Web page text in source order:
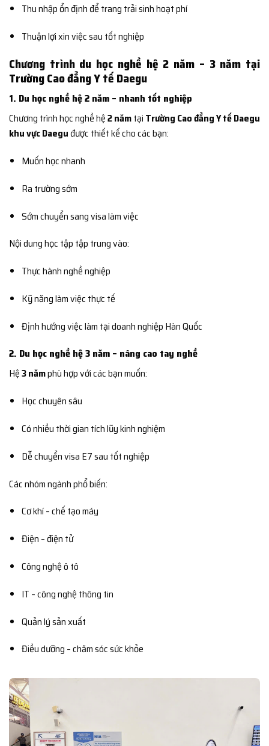
Thu nhập ổn định để trang trải sinh hoạt phí
Thuận lợi xin việc sau tốt nghiệp
Chương trình du học nghề hệ 2 năm – 3 năm tại
Trường Cao đẳng Y tế Daegu
1. Du học nghề hệ 2 năm – nhanh tốt nghiệp
Chương trình học nghề hệ2 nămtại Trường Cao đẳng Y tế Daegu
khu vực Daeguđược thiết kế cho các bạn:
Muốn học nhanh
Ra trường sớm
Sớm chuyển sang visa làm việc
Nội dung học tập tập trung vào:
Thực hành nghề nghiệp
Kỹ năng làm việc thực tế
Định hướng việc làm tại doanh nghiệp Hàn Quốc
2. Du học nghề hệ 3 năm – nâng cao tay nghề
Hệ3 nămphù hợp với các bạn muốn:
Học chuyên sâu
Có nhiều thời gian tích lũy kinh nghiệm
Dễ chuyển visa E7 sau tốt nghiệp
Các nhóm ngành phổ biến:
Cơ khí – chế tạo máy
Điện – điện tử
Công nghệ ô tô
IT – công nghệ thông tin
Quản lý sản xuất
Điều dưỡng – chăm sóc sức khỏe